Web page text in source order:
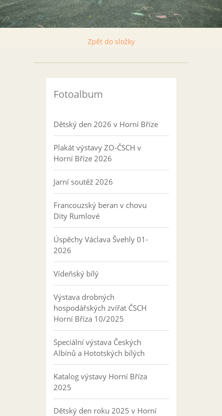
Zpět do složky
Fotoalbum
Dětský den 2026 v Horní Bříze
Plakát výstavy ZO-ČSCH v
Horní Bříze 2026
Jarní soutěž 2026
Francouzský beran v chovu
Dity Rumlové
Úspěchy Václava Švehly 01-
2026
Vídeňský bílý
Výstava drobných
hospodářských zvířat ČSCH
Horní Bříza 10/2025
Speciální výstava Českých
Albínů a Hototských bílých
Katalog výstavy Horní Bříza
2025
Dětský den roku 2025 v Horní